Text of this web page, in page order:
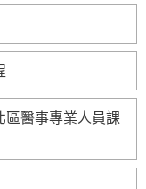
醫事專業人員課